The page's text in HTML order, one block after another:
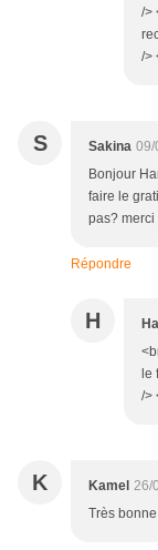
/>
/>
S Sakina 09/
Bonjour
faire le
pas?
Répondre
H
le
/>
K Kamel 26/
Très